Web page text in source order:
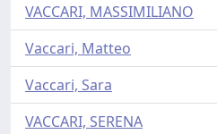
VACCARI, MASSIMILIANO
Vaccari, Matteo
Vaccari, Sara
VACCARI, SERENA